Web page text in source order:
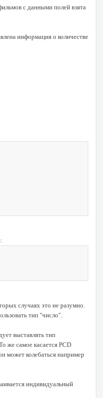
с данными полей взята
информация о количестве
случаях это не разумно.
тип "число".
выставлять тип
же самое касается PCD
может колебаться например
индивидуальный